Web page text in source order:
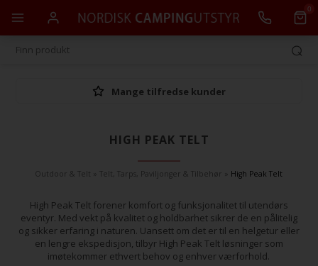
0
Mange tilfredse kunder
HIGH PEAK TELT
Outdoor & Telt Telt, Tarps, Paviljonger & Tilbehør High Peak Telt
High Peak Telt forener komfort og funksjonalitet til utendørs
eventyr. Med vekt på kvalitet og holdbarhet sikrer de en pålitelig
og sikker erfaring i naturen. Uansett om det er til en helgetur eller
en lengre ekspedisjon, tilbyr High Peak Telt løsninger som
imøtekommer ethvert behov og enhver værforhold.